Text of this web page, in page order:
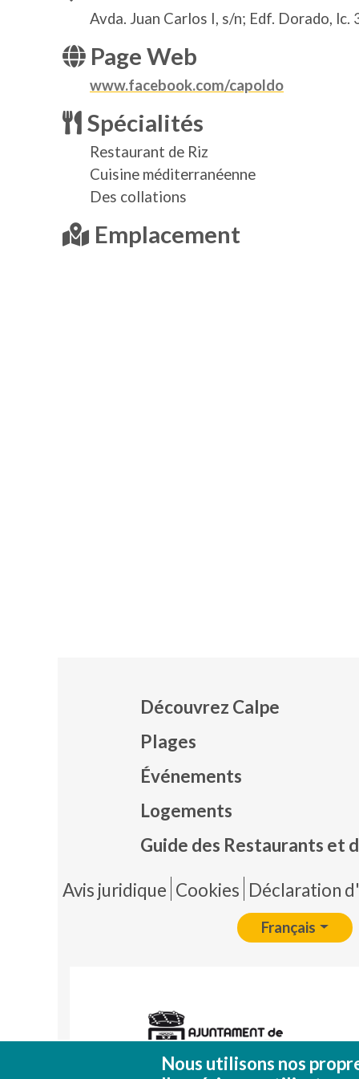
Avda. Juan Carlos I, s/n; Edf. Dorado, lc.
Page Web
www.facebook.com/capoldo
Spécialités
Restaurant de Riz
Cuisine méditerranéenne
Des collations
Emplacement
Découvrez Calpe
Plages
Événements
Logements
Guide des Restaurants et
Pie
Avis juridique Cookies Déclaration
Français
Nous utilisons nos